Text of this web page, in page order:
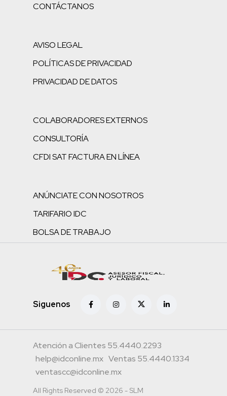
CONTÁCTANOS
AVISO LEGAL
POLÍTICAS DE PRIVACIDAD
PRIVACIDAD DE DATOS
COLABORADORES EXTERNOS
CONSULTORÍA
CFDI SAT FACTURA EN LÍNEA
ANÚNCIATE CON NOSOTROS
TARIFARIO IDC
BOLSA DE TRABAJO
Siguenos
Atención a Clientes 55.4440.2293
help@idconline.mx Ventas 55.4440.1334
ventascc@idconline.mx
All Rights Reserved © 2026 - SLM